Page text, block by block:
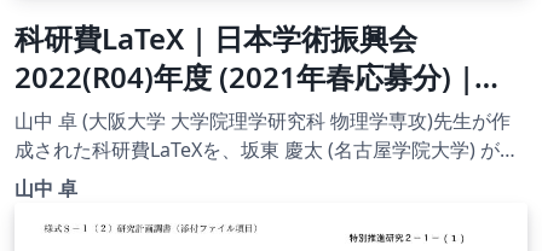
科研費LaTeX | 日本学術振興会
2022(R04)年度 (2021年春応募分) |
2021(R03)年度 研究活動スタート支援
| 021.03.05
山中 卓 (大阪大学 大学院理学研究科 物理学専攻)先生が作
成された科研費LaTeXを、坂東 慶太 (名古屋学院大学) が了
承を得てテンプレート登録しています。 詳細はこちら↓を
u.ac.jp/~taku/kakenhiLaTeX/
山中 卓